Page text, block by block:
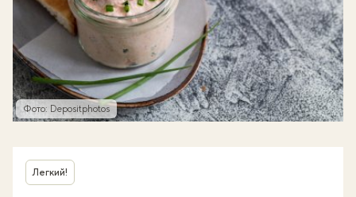
Фото: Depositphotos
Легкий!